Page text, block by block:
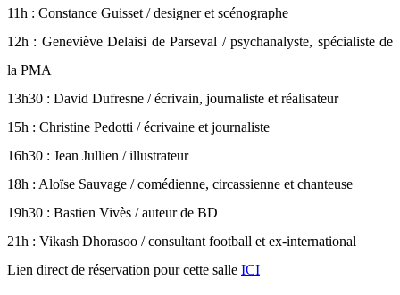
11h : Constance Guisset / designer et scénographe
12h : Geneviève Delaisi de Parseval / psychanalyste, spécialiste de
la PMA
13h30 : David Dufresne / écrivain, journaliste et réalisateur
15h : Christine Pedotti / écrivaine et journaliste
16h30 : Jean Jullien / illustrateur
18h : Aloïse Sauvage / comédienne, circassienne et chanteuse
19h30 : Bastien Vivès / auteur de BD
21h : Vikash Dhorasoo / consultant football et ex-international
Lien direct de réservation pour cette salle ICI